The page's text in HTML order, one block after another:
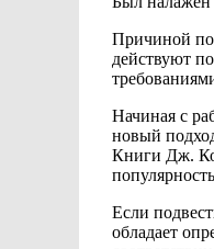
Причиной
действуют
Начиная с
новый
Книги Дж.
Если
обладает